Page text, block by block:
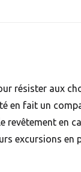
résister aux
en fait un
revêtement en
excursions